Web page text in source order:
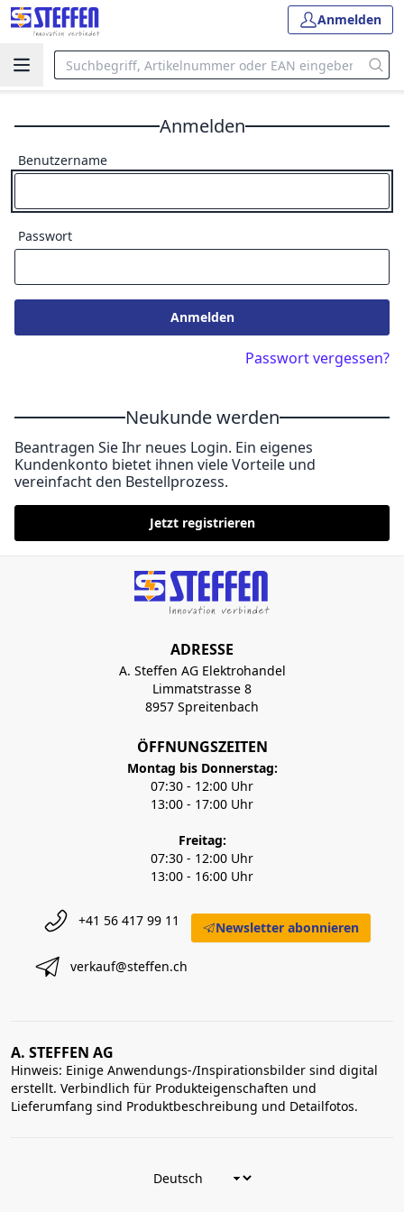
Anmelden
Anmelden
Benutzername
Passwort
Anmelden
Passwort vergessen?
Neukunde werden
Beantragen Sie Ihr neues Login. Ein eigenes
Kundenkonto bietet ihnen viele Vorteile und
vereinfacht den Bestellprozess.
Jetzt registrieren
ADRESSE
A. Steffen AG Elektrohandel
Limmatstrasse 8
8957 Spreitenbach
ÖFFNUNGSZEITEN
Montag bis Donnerstag:
07:30 - 12:00 Uhr
13:00 - 17:00 Uhr
Freitag:
07:30 - 12:00 Uhr
13:00 - 16:00 Uhr
+41 56 417 99 11
verkauf@steffen.ch
Newsletter abonnieren
A. STEFFEN AG
Hinweis: Einige Anwendungs-/Inspirationsbilder sind digital
erstellt. Verbindlich für Produkteigenschaften und
Lieferumfang sind Produktbeschreibung und Detailfotos.